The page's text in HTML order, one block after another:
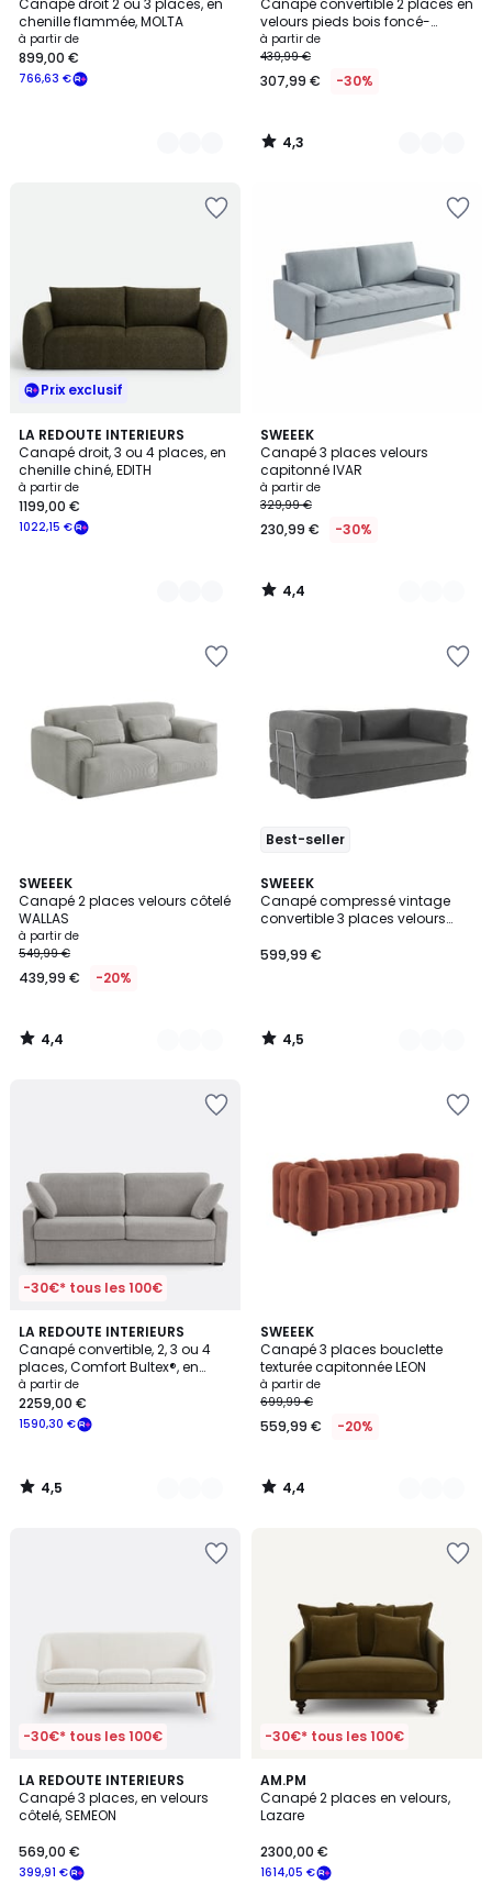
Canapé droit 2 ou 3 places, en
chenille flammée, MOLTA
à partir de
766,63 €
899,00 €
Couleurs
Canapé convertible 2 places en
velours pieds bois foncé-
BELUSHI
à partir de
439,99 €
307,99 € -30%
Couleurs
4,3
/
Prix exclusif
LA REDOUTE INTERIEURS
Canapé droit, 3 ou 4 places, en
chenille chiné, EDITH
à partir de
1022,15 €
1199,00 €
4
Couleurs
SWEEEK
Canapé 3 places velours
capitonné IVAR
à partir de
329,99 €
230,99 € -30%
4,4
/ 5
4
Couleurs
4,4
/
SWEEEK
Canapé 2 places velours côtelé
WALLAS
à partir de
549,99 €
439,99 € -20%
4,4
/ 5
5
Couleurs
4,4
/
Best-seller
SWEEEK
Canapé compressé vintage
convertible 3 places velours
SEVENTIES
599,99 €
4,5
/ 5
7
Couleurs
4,5
/
-30€* tous les 100€
LA REDOUTE INTERIEURS
Canapé convertible, 2, 3 ou 4
places, Comfort Bultex®, en
texturé chiné, TIMOR
à partir de
1590,30 €
2259,00 €
4,5
/ 5
3
Couleurs
4,5
/
SWEEEK
Canapé 3 places bouclette
texturée capitonnée LEON
à partir de
699,99 €
559,99 € -20%
4,4
/ 5
5
Couleurs
4,4
/
-30€* tous les 100€
LA REDOUTE INTERIEURS
Canapé 3 places, en velours
côtelé, SEMEON
399,91 €
569,00 €
4,6
/ 5
3
Couleurs
-30€* tous les 100€
AM.PM
Canapé 2 places en velours,
Lazare
1614,05 €
2300,00 €
4,9
/ 5
16
Couleurs